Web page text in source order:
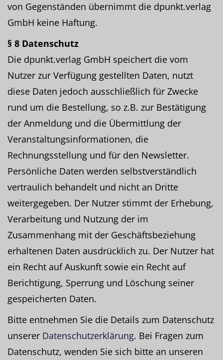
von Gegenständen übernimmt die dpunkt.verlag
GmbH keine Haftung.
§ 8 Datenschutz
Die dpunkt.verlag GmbH speichert die vom
Nutzer zur Verfügung gestellten Daten, nutzt
diese Daten jedoch ausschließlich für Zwecke
rund um die Bestellung, so z.B. zur Bestätigung
der Anmeldung und die Übermittlung der
Veranstaltungsinformationen, die
Rechnungsstellung und für den Newsletter.
Persönliche Daten werden selbstverständlich
vertraulich behandelt und nicht an Dritte
weitergegeben. Der Nutzer stimmt der Erhebung,
Verarbeitung und Nutzung der im
Zusammenhang mit der Geschäftsbeziehung
erhaltenen Daten ausdrücklich zu. Der Nutzer hat
ein Recht auf Auskunft sowie ein Recht auf
Berichtigung, Sperrung und Löschung seiner
gespeicherten Daten.
Bitte entnehmen Sie die Details zum Datenschutz
unserer Datenschutzerklärung. Bei Fragen zum
Datenschutz, wenden Sie sich bitte an unseren